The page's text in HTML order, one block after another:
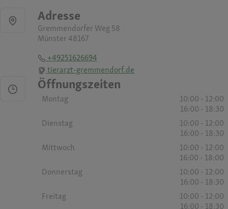
Adresse
Gremmendorfer Weg 58
Münster 48167
+49251626694
tierarzt-gremmendorf.de
Öffnungszeiten
Montag
10:00 - 12:00
16:00 - 18:30
Dienstag
10:00 - 12:00
16:00 - 18:30
Mittwoch
10:00 - 12:00
16:00 - 18:00
Donnerstag
10:00 - 12:00
16:00 - 18:30
Freitag
10:00 - 12:00
16:00 - 18:30